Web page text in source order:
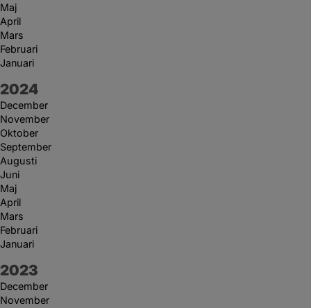
Maj
April
Mars
Februari
Januari
År:
2024
December
November
Oktober
September
Augusti
Juni
Maj
April
Mars
Februari
Januari
År:
2023
December
November